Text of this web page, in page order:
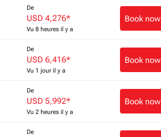
De
USD 4,276*
Vu 8 heures il y a
Book now
De
USD 6,416*
Vu 1 jour il y a
Book now
De
USD 5,992*
Vu 2 heures il y a
Book now
De